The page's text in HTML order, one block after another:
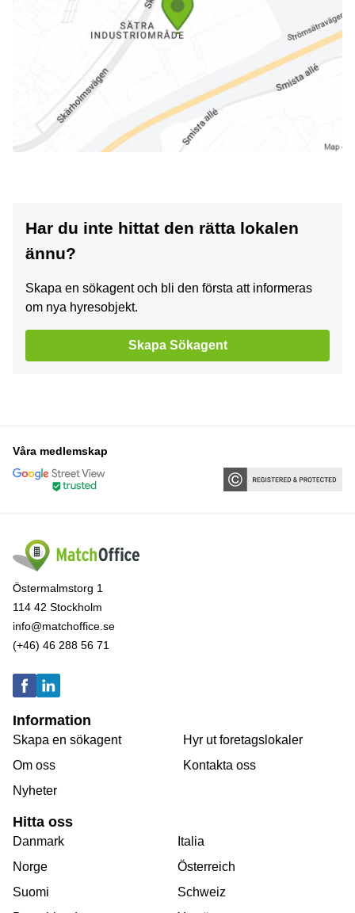
Har du inte hittat den rätta lokalen
ännu?
Skapa en sökagent och bli den första att informeras
om nya hyresobjekt.
Skapa Sökagent
Våra medlemskap
Östermalmstorg 1
114 42 Stockholm
info@matchoffice.se
(+46) 46 288 56 71
Information
Skapa en sökagent
Om oss
Nyheter
Hyr ut foretagslokaler
Kontakta oss
Hitta oss
Danmark
Norge
Suomi
Italia
Österreich
Schweiz